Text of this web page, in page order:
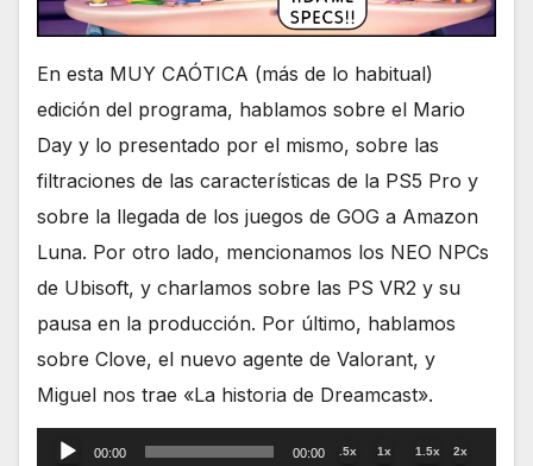
En esta MUY CAÓTICA (más de lo habitual)
edición del programa, hablamos sobre el Mario
Day y lo presentado por el mismo, sobre las
filtraciones de las características de la PS5 Pro y
sobre la llegada de los juegos de GOG a Amazon
Luna. Por otro lado, mencionamos los NEO NPCs
de Ubisoft, y charlamos sobre las PS VR2 y su
pausa en la producción. Por último, hablamos
sobre Clove, el nuevo agente de Valorant, y
Miguel nos trae «La historia de Dreamcast».
Reproductor
00:00 00:00 .5x 1x 1.5x 2x